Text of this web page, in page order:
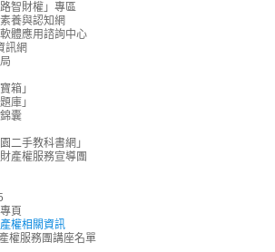
智財權」專區
養與認知網
體應用諮詢中心
訊網
箱」
庫」
囊
二手教科書網」
產權服務宣導團
頁
權相關資訊
權服務團講座名單